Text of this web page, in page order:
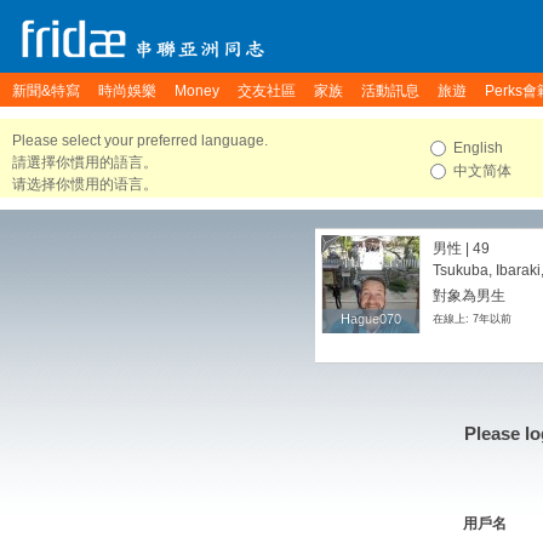
新聞&特寫 時尚娛樂 Money 交友社區 家族 活動訊息 旅遊 Perks會
Please select your preferred language.
請選擇你慣用的語言。
请选择你惯用的语言。
English
中文简体
Hague070
Hague070
男性 | 49
Tsukuba,
對象為男生
在線上: 7年以前
Please
用戶名